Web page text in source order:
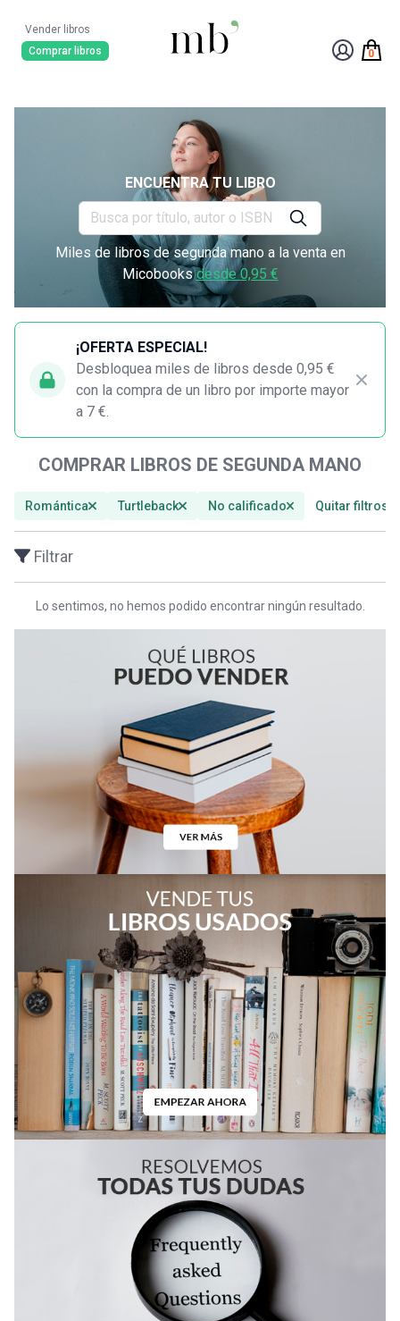
Vender libros
Comprar libros
0
ENCUENTRA TU LIBRO
Miles de libros de segunda mano a la venta en
Micobooksdesde 0,95 €
¡OFERTA ESPECIAL!
Desbloquea miles de libros desde 0,95 €
con la compra de un libro por importe mayor
a 7 €.
COMPRAR LIBROS DE SEGUNDA MANO
Romántica Turtleback No calificado Quitar filtros
Filtrar
Lo sentimos, no hemos podido encontrar ningún resultado.